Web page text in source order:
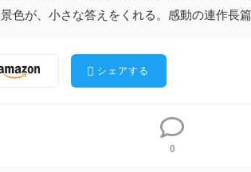
色が、小さな答えをくれる。感動の連作長篇
シェアする
0